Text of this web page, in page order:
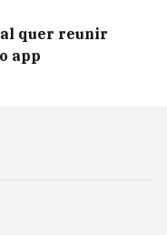
quer reunir
app